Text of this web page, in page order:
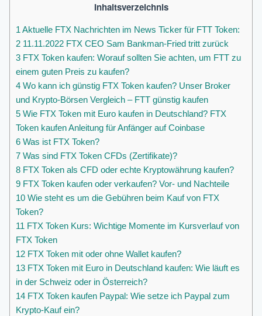
Inhaltsverzeichnis
1 Aktuelle FTX Nachrichten im News Ticker für FTT Token:
2 11.11.2022 FTX CEO Sam Bankman-Fried tritt zurück
3 FTX Token kaufen: Worauf sollten Sie achten, um FTT zu
einem guten Preis zu kaufen?
4 Wo kann ich günstig FTX Token kaufen? Unser Broker
und Krypto-Börsen Vergleich – FTT günstig kaufen
5 Wie FTX Token mit Euro kaufen in Deutschland? FTX
Token kaufen Anleitung für Anfänger auf Coinbase
6 Was ist FTX Token?
7 Was sind FTX Token CFDs (Zertifikate)?
8 FTX Token als CFD oder echte Kryptowährung kaufen?
9 FTX Token kaufen oder verkaufen? Vor- und Nachteile
10 Wie steht es um die Gebühren beim Kauf von FTX
Token?
11 FTX Token Kurs: Wichtige Momente im Kursverlauf von
FTX Token
12 FTX Token mit oder ohne Wallet kaufen?
13 FTX Token mit Euro in Deutschland kaufen: Wie läuft es
in der Schweiz oder in Österreich?
14 FTX Token kaufen Paypal: Wie setze ich Paypal zum
Krypto-Kauf ein?